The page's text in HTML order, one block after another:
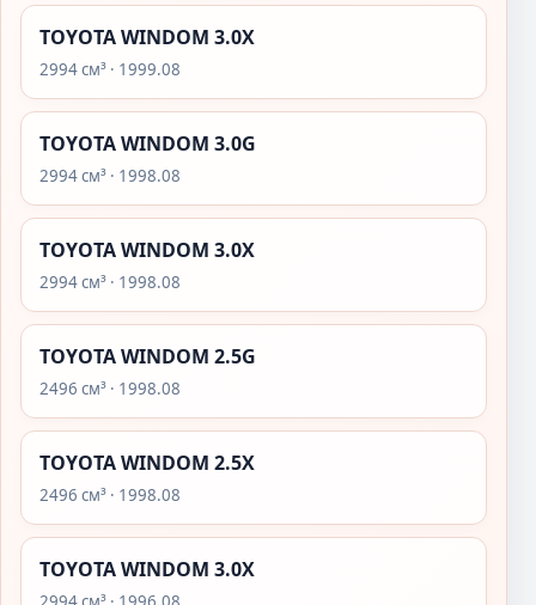
TOYOTA WINDOM 3.0X
2994 см³ · 1999.08
TOYOTA WINDOM 3.0G
2994 см³ · 1998.08
TOYOTA WINDOM 3.0X
2994 см³ · 1998.08
TOYOTA WINDOM 2.5G
2496 см³ · 1998.08
TOYOTA WINDOM 2.5X
2496 см³ · 1998.08
TOYOTA WINDOM 3.0X